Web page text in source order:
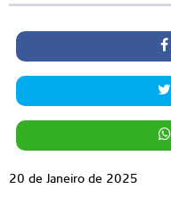
20 de Janeiro de 2025